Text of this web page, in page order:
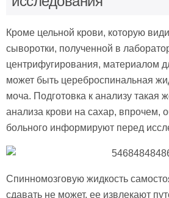
Кроме цельной крови, которую
сыворотки, полученной в
центрифугирования, материалом
может быть цереброспинальная
моча. Подготовка к анализу такая
анализа крови на сахар, впрочем,
больного информируют перед
Спинномозговую жидкость
сдавать не может, ее извлекают